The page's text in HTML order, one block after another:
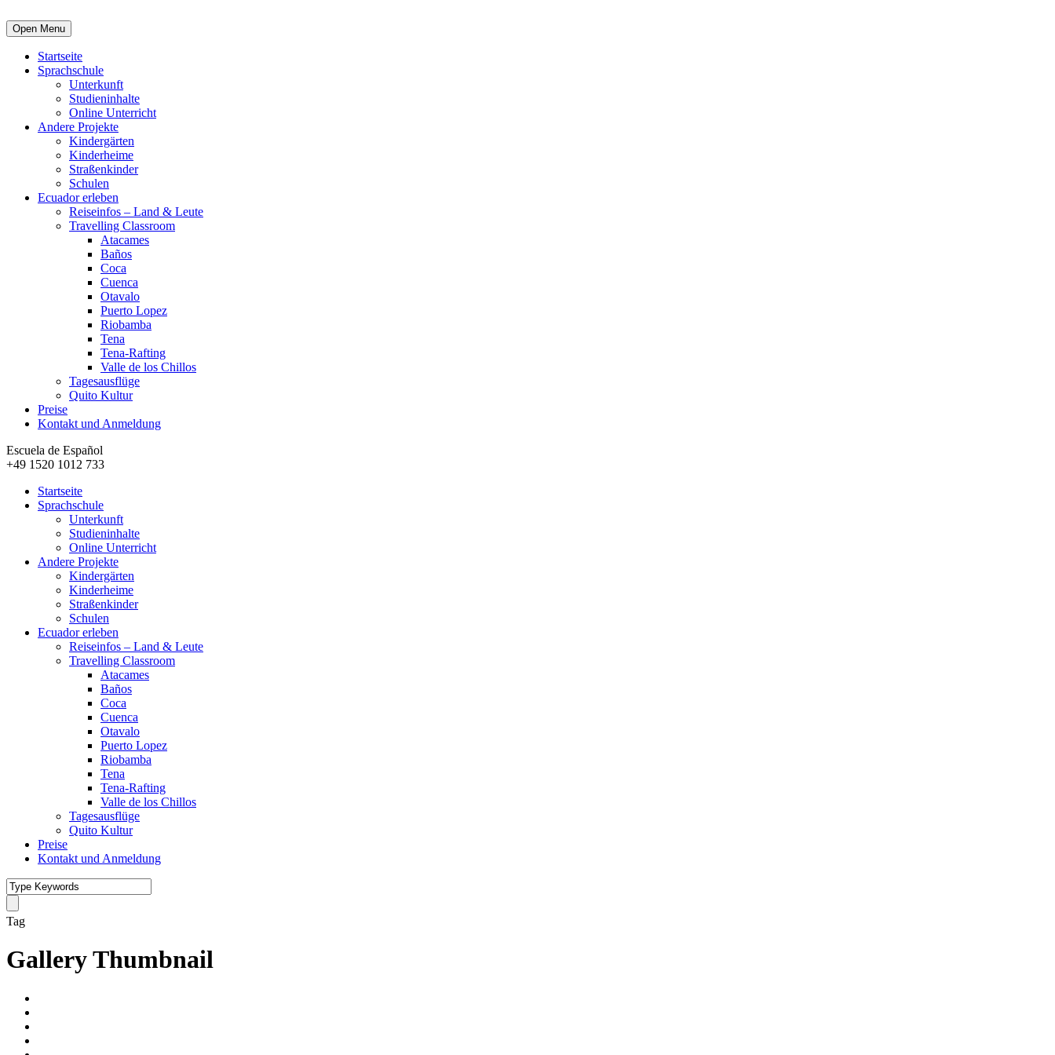
Open Menu
Startseite
Sprachschule
Unterkunft
Studieninhalte
Online Unterricht
Andere Projekte
Kindergärten
Kinderheime
Straßenkinder
Schulen
Ecuador erleben
Reiseinfos – Land & Leute
Travelling Classroom
Atacames
Baños
Coca
Cuenca
Otavalo
Puerto Lopez
Riobamba
Tena
Tena-Rafting
Valle de los Chillos
Tagesausflüge
Quito Kultur
Preise
Kontakt und Anmeldung
Escuela de Español
+49 1520 1012 733
Startseite
Sprachschule
Unterkunft
Studieninhalte
Online Unterricht
Andere Projekte
Kindergärten
Kinderheime
Straßenkinder
Schulen
Ecuador erleben
Reiseinfos – Land & Leute
Travelling Classroom
Atacames
Baños
Coca
Cuenca
Otavalo
Puerto Lopez
Riobamba
Tena
Tena-Rafting
Valle de los Chillos
Tagesausflüge
Quito Kultur
Preise
Kontakt und Anmeldung
Tag
Gallery Thumbnail